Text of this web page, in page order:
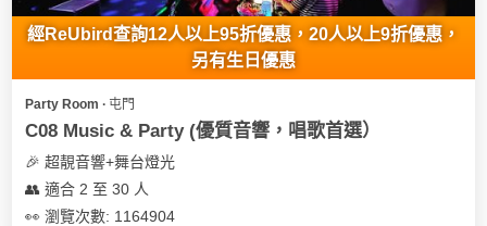
外
玩
樂
遊
租
經ReUbird查詢12人以上95折優惠，20人以上9折優惠，
另有生日優惠
Party Room ∙ 屯門
C08 Music & Party (優質音響，唱歌首選）
🎉 超靚音響+舞台燈光
👥 適合 2 至 30 人
👀 瀏覽次數: 1164904